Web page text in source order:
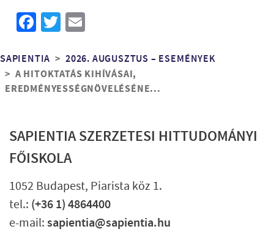
Facebook
Twitter
Email
Morzsa
SAPIENTIA 2026. AUGUSZTUS – ESEMÉNYEK
A HITOKTATÁS KIHÍVÁSAI,
EREDMÉNYESSÉGNÖVELÉSÉNE...
SAPIENTIA SZERZETESI HITTUDOMÁNYI
FŐISKOLA
1052 Budapest, Piarista köz 1.
tel.: (+36 1) 4864400
e-mail:sapientia@sapientia.hu